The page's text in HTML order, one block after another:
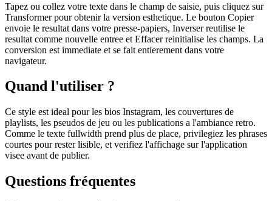
Tapez ou collez votre texte dans le champ de saisie, puis cliquez sur
Transformer pour obtenir la version esthetique. Le bouton Copier
envoie le resultat dans votre presse-papiers, Inverser reutilise le
resultat comme nouvelle entree et Effacer reinitialise les champs. La
conversion est immediate et se fait entierement dans votre
navigateur.
Quand l'utiliser ?
Ce style est ideal pour les bios Instagram, les couvertures de
playlists, les pseudos de jeu ou les publications a l'ambiance retro.
Comme le texte fullwidth prend plus de place, privilegiez les phrases
courtes pour rester lisible, et verifiez l'affichage sur l'application
visee avant de publier.
Questions fréquentes